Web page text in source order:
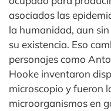
asociados las
la humanidad, aun
su existencia. Eso
personajes como
Hooke inventaron
microscopio y fueron
microorganismos en